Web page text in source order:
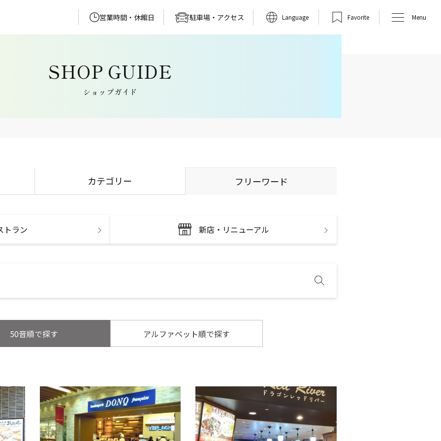
営業時間・休館日 駐車場・アクセス Favorite
Language Menu
ショップガイド
カテゴリー フリーワード
トラン 新店・リニューアル
50音順で探す アルファベット順で探す